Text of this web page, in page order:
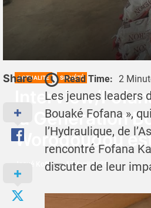
ACTUALITÉ SOCIÉTÉ
Interview/
la Génération
Worodougou
Josué Koffi 17 Avril 2025
Share Read Time: 2
Les jeunes leaders
Bouaké Fofana »,
l’Hydraulique, de
rencontré Fofana
discuter de leur